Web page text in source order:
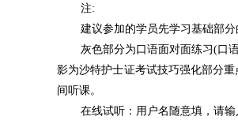
注:
建议参加的学员先学习基础部
灰色部分为口语面对面练习(口
影为沙特护士证考试技巧强化部分
间听课。
在线试听：用户名随意填，请